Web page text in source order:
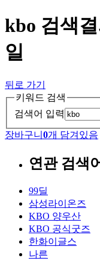
kbo 검색
일
뒤로 가기
키워드 검색
검색어 입력
장바구니 0개 담겨있음
연관 검색
99딜
삼성라이온즈
KBO 양우산
KBO 공식굿즈
한화이글스
나른